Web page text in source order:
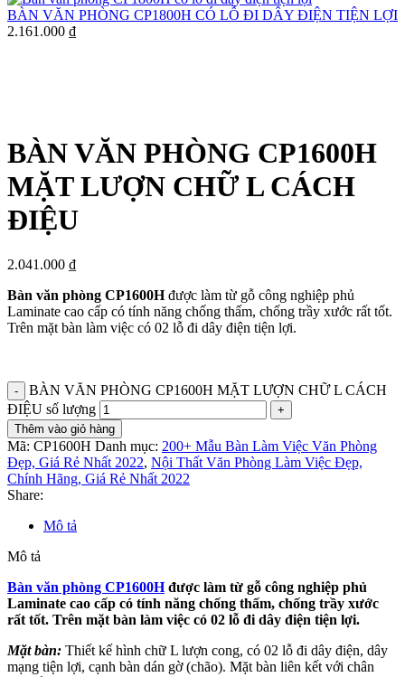
BÀN VĂN PHÒNG CP1800H CÓ LỖ ĐI DÂY ĐIỆN TIỆN LỢI
2.161.000 ₫
BÀN VĂN PHÒNG CP1600H
MẶT LƯỢN CHỮ L CÁCH
ĐIỆU
2.041.000 ₫
Bàn văn phòng CP1600Hđược làm từ gỗ công nghiệp phủ
Laminate cao cấp có tính năng chống thấm, chống trầy xước rất tốt.
Trên mặt bàn làm việc có 02 lỗ đi dây điện tiện lợi.
BÀN VĂN PHÒNG CP1600H MẶT LƯỢN CHỮ L CÁCH
ĐIỆU số lượng
Thêm vào giỏ hàng
Mã: CP1600H Danh mục: 200+ Mẫu Bàn Làm Việc Văn Phòng
Đẹp, Giá Rẻ Nhất 2022, Nội Thất Văn Phòng Làm Việc Đẹp,
Chính Hãng, Giá Rẻ Nhất 2022
Share:
Mô tả
Mô tả
Bàn văn phòng CP1600Hđược làm từ gỗ công nghiệp phủ
Laminate cao cấp có tính năng chống thấm, chống trầy xước
rất tốt. Trên mặt bàn làm việc có 02 lỗ đi dây điện tiện lợi.
Mặt bàn: Thiết kế hình chữ L lượn cong, có 02 lỗ đi dây điện, dây
mạng tiện lợi, cạnh bàn dán gờ (chão). Mặt bàn liên kết với chân